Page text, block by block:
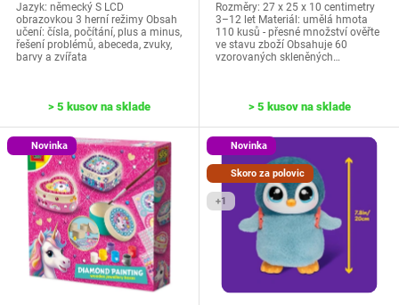
Jazyk: německý S LCD
obrazovkou 3 herní režimy Obsah
učení: čísla, počítání, plus a minus,
řešení problémů, abeceda, zvuky,
barvy a zvířata
> 5 kusov na sklade
Rozměry: 27 x 25 x 10 centimetry
3–12 let Materiál: umělá hmota
110 kusů - přesné množství ověřte
ve stavu zboží Obsahuje 60
vzorovaných skleněných…
> 5 kusov na sklade
Novinka Novinka
Skoro za polovic
+1